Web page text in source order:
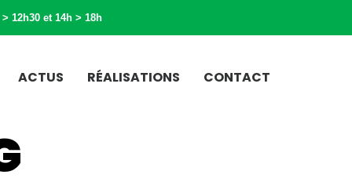
12h30 et 14h > 18h
ACTUS RÉALISATIONS CONTACT